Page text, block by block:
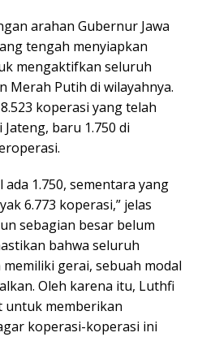
arahan Gubernur Jawa
tengah menyiapkan
mengaktifkan seluruh
Merah Putih di wilayahnya.
koperasi yang telah
baru 1.750 di
1.750, sementara yang
6.773 koperasi,” jelas
sebagian besar belum
bahwa seluruh
gerai, sebuah modal
Oleh karena itu, Luthfi
untuk memberikan
koperasi-koperasi ini